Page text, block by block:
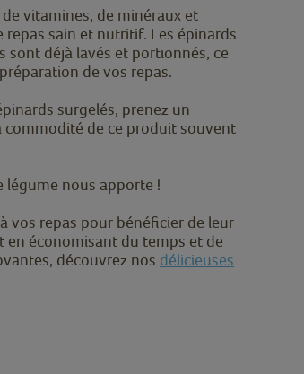
vitamines, de minéraux et
sain et nutritif. Les épinards
sont déjà lavés et portionnés, ce
de vos repas.
surgelés, prenez un
de ce produit souvent
légume nous apporte !
vos repas pour bénéficier de leur
économisant du temps et de
découvrez nos délicieuses